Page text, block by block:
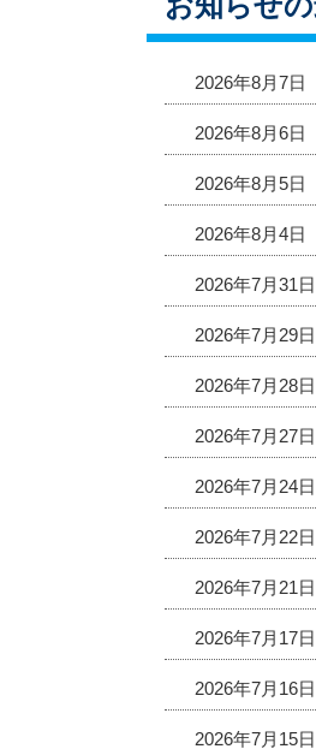
2026年8月7日
2026年8月6日
2026年8月5日
2026年8月4日
2026年7月31
2026年7月29
2026年7月28
2026年7月27
2026年7月24
2026年7月22
2026年7月21
2026年7月17
2026年7月16
2026年7月15